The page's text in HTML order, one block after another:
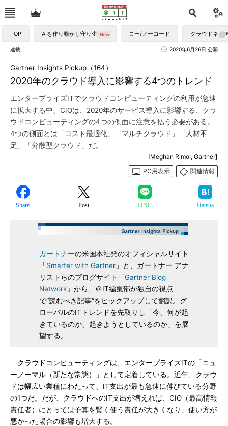
TOP AIを作り動かし守り生かす ロー/ノーコード クラウドネイ
連載 2020年6月26日 公開
2020年のクラウド導入に影響する4つのトレンド
Gartner Insights Pickup（164）
エンタープライズITでクラウドコンピューティングの利用が急速
に拡大する中、CIOは、2020年のサービス導入に影響する、クラ
ウドコンピューティングの4つの側面に注意を払う必要がある。
4つの側面とは「コスト最適化」「マルチクラウド」「人材不
足」「分散型クラウド」だ。
[Meghan Rimol, Gartner]
PC用表示
関連情報
Share Post LINE Hatena
ガートナーの米国本社発のオフィシャルサイト
「Smarter with Gartner」と、ガートナー アナ
リストらのブログサイト「Gartner Blog
Network」から、＠IT編集部が独自の視点
で“読むべき記事”をピックアップして翻訳。グ
ローバルのITトレンドを先取りし「今、何が起
きているのか、起きようとしているのか」を展
望する。
クラウドコンピューティングは、エンタープライズITの「ニュ
ーノーマル（新たな常態）」として定着している。近年、クラウ
ドは幅広い業種にわたって、IT支出が最も急速に伸びている分野
の1つだ。だが、クラウドへのIT支出が増えれば、CIO（最高情報
責任者）にとっては予算を賢く使う責任が大きくなり、使い方が
悪かった場合の影響も増大する。